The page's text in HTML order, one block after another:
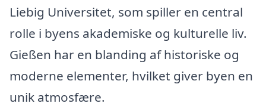
Liebig Universitet, som spiller en central
rolle i byens akademiske og kulturelle liv.
Gießen har en blanding af historiske og
moderne elementer, hvilket giver byen en
unik atmosfære.